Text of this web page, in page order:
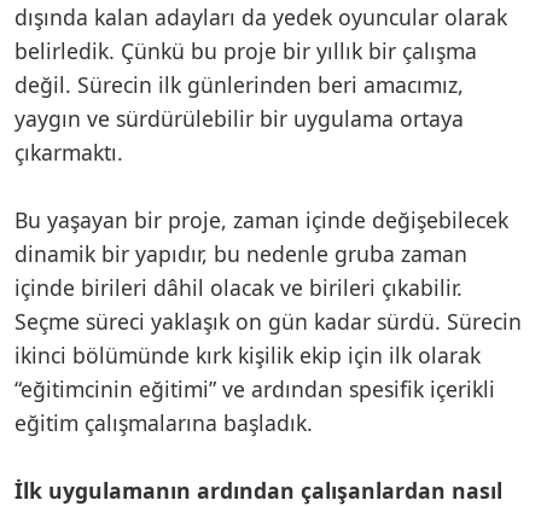
dışında kalan adayları da yedek oyuncular olarak
belirledik. Çünkü bu proje bir yıllık bir çalışma
değil. Sürecin ilk günlerinden beri amacımız,
yaygın ve sürdürülebilir bir uygulama ortaya
çıkarmaktı.
Bu yaşayan bir proje, zaman içinde değişebilecek
dinamik bir yapıdır, bu nedenle gruba zaman
içinde birileri dâhil olacak ve birileri çıkabilir.
Seçme süreci yaklaşık on gün kadar sürdü. Sürecin
ikinci bölümünde kırk kişilik ekip için ilk olarak
“eğitimcinin eğitimi” ve ardından spesifik içerikli
eğitim çalışmalarına başladık.
İlk uygulamanın ardından çalışanlardan nasıl